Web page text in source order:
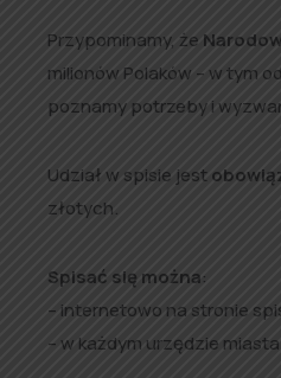
Przypominamy, że
milionów Polaków – w tym
poznamy potrzeby i
Udział w spisie jest
złotych.
Spisać się można:
– internetowo na stronie
– w każdym urzędzie